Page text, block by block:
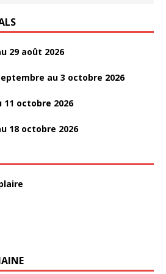
29 août 2026
au 3 octobre 2026
octobre 2026
18 octobre 2026